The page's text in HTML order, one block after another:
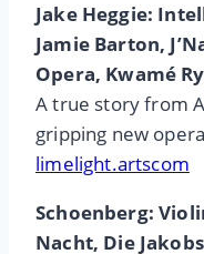
Jake Heggie:
Jamie Barton,
Opera, Kwamé
A true story from
gripping new
limelight.artscom
Schoenberg:
Nacht, Die